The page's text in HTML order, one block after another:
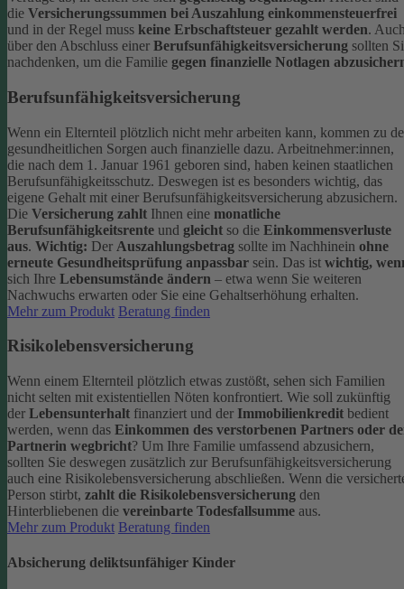
die Versicherungssummen bei Auszahlung einkommensteuerfrei
und in der Regel muss keine Erbschaftsteuer gezahlt werden.
über den Abschluss einer Berufsunfähigkeitsversicherung sollten
nachdenken, um die Familie gegen finanzielle Notlagen
Berufsunfähigkeitsversicherung
Wenn ein Elternteil plötzlich nicht mehr arbeiten kann, kommen zu
gesundheitlichen Sorgen auch finanzielle dazu. Arbeitnehmer:innen,
die nach dem 1. Januar 1961 geboren sind, haben keinen staatlichen
Berufsunfähigkeitsschutz. Deswegen ist es besonders wichtig, das
eigene Gehalt mit einer Berufsunfähigkeitsversicherung abzusichern.
Die Versicherung zahlt Ihnen eine monatliche
Berufsunfähigkeitsrente und gleicht so die Einkommensverluste
aus. Wichtig: Der Auszahlungsbetrag sollte im Nachhinein ohne
erneute Gesundheitsprüfung anpassbar sein. Das ist wichtig,
sich Ihre Lebensumstände ändern – etwa wenn Sie weiteren
Nachwuchs erwarten oder Sie eine Gehaltserhöhung erhalten.
Mehr zum Produkt Beratung finden
Risikolebensversicherung
Wenn einem Elternteil plötzlich etwas zustößt, sehen sich Familien
nicht selten mit existentiellen Nöten konfrontiert. Wie soll zukünftig
der Lebensunterhalt finanziert und der Immobilienkredit bedient
werden, wenn das Einkommen des verstorbenen Partners oder
Partnerin wegbricht? Um Ihre Familie umfassend abzusichern,
sollten Sie deswegen zusätzlich zur Berufsunfähigkeitsversicherung
auch eine Risikolebensversicherung abschließen. Wenn die
Person stirbt, zahlt die Risikolebensversicherung den
Hinterbliebenen die vereinbarte Todesfallsumme aus.
Mehr zum Produkt Beratung finden
Absicherung deliktsunfähiger Kinder